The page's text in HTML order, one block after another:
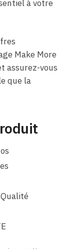
à votre
Make More
assurez-vous
que la